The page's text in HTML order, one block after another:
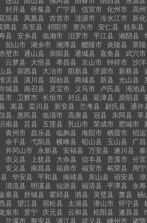
封开县 怀集县 广宁县 信宜市 化州市 高
垣县 凤凰县 吉首市 涟源市 冷水江市 新
牌县 东安县 祁阳市 资兴市 安仁县 桂东县
县 安乡县 临湘市 汨罗市 平江县 湘阴县
韶山市 湘乡市 湘潭县 醴陵市 炎陵县 茶
壁市 通山县 崇阳县 通城县 嘉鱼县 武穴市
云梦县 大悟县 孝昌县 京山市 钟祥市 沙
县 郧西县 大冶市 阳新县 济源市 新蔡县
滨县 潢川县 固始县 商城县 新县 光山县
城县 南召县 灵宝市 义马市 卢氏县 渑池县
市 卫辉市 长垣市 封丘县 延津县 原阳县
嵩县 栾川县 新安县 兰考县 尉氏县 通许
县 惠民县 临清市 高唐县 冠县 东阿县 莘
南县 莒县 五莲县 乳山市 荣成市 肥城市
青州市 昌乐县 临朐县 海阳市 栖霞市 招远
余干县 弋阳县 横峰县 铅山县 玉山县 广
井冈山市 永新县 安福县 万安县 遂川县
崇义县 上犹县 大余县 信丰县 贵溪市 分
安义县 南昌县 福鼎市 福安市 柘荣县 周
华安县 平和县 南靖县 东山县 诏安县
清流县 明溪县 仙游县 福清县 平潭县 永
寨县 舒城县 霍邱县 泗县 灵璧县 萧县 砀
县 望江县 宿松县 太湖县 潜山市 怀宁县
泉市 景宁 庆元县 云和县 松阳县 遂昌县
兰溪市 磐安县 浦江县 武义县 嵊州市 诸暨